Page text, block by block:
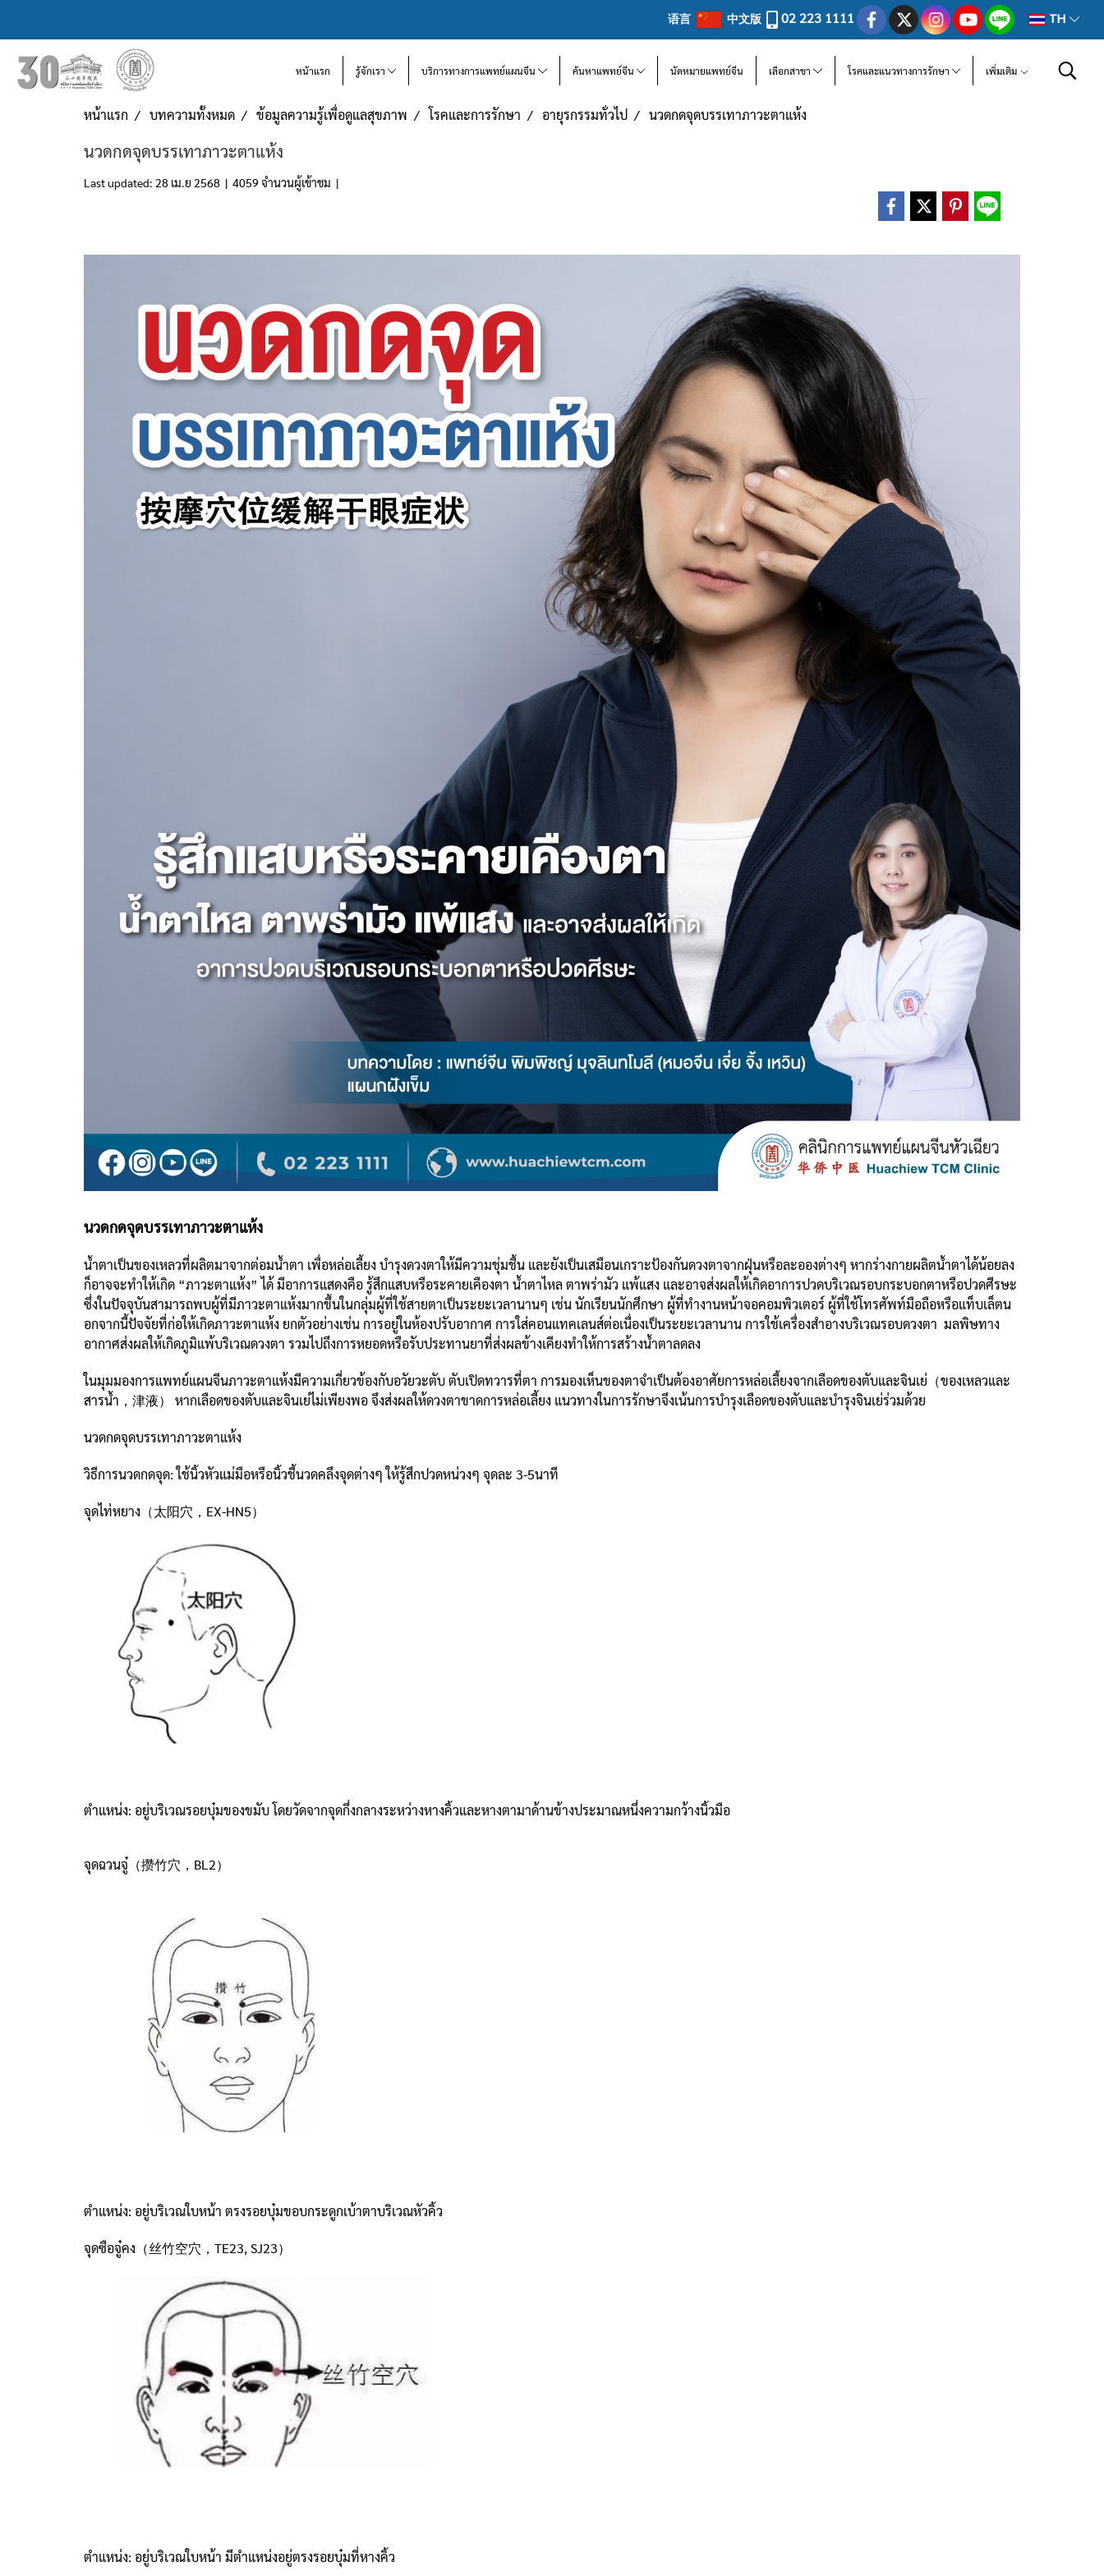
语言 中文版 02 223 1111 TH
หน้าแรก รู้จักเรา บริการทางการแพทย์แผนจีน ค้นหาแพทย์จีน นัดหมายแพทย์จีน เลือกสาขา โรคและแนวทางการรักษา เพิ่มเติม
หน้าแรก บทความทั้งหมด ข้อมูลความรู้เพื่อดูแลสุขภาพ โรคและการรักษา อายุรกรรมทั่วไป นวดกดจุดบรรเทาภาวะตาแห้ง
นวดกดจุดบรรเทาภาวะตาแห้ง
Last updated: 28 เม.ย 2568 | 4059 จำนวนผู้เข้าชม |
นวดกดจุดบรรเทาภาวะตาแห้ง
น้ำตาเป็นของเหลวที่ผลิตมาจากต่อมน้ำตา เพื่อหล่อเลี้ยง บำรุงดวงตาให้มีความชุ่มชื้น และยังเป็นเสมือนเกราะป้องกันดวงตาจากฝุ่นหรือละอองต่างๆ หากร่างกายผลิตน้ำตาได้น้อยลง
ก็อาจจะทำให้เกิด “ภาวะตาแห้ง” ได้ มีอาการแสดงคือ รู้สึกแสบหรือระคายเคืองตา น้ำตาไหล ตาพร่ามัว แพ้แสง และอาจส่งผลให้เกิดอาการปวดบริเวณรอบกระบอกตาหรือปวดศีรษะ
ซึ่งในปัจจุบันสามารถพบผู้ที่มีภาวะตาแห้งมากขึ้นในกลุ่มผู้ที่ใช้สายตาเป็นระยะเวลานานๆ เช่น นักเรียนนักศึกษา ผู้ที่ทำงานหน้าจอคอมพิวเตอร์ ผู้ที่ใช้โทรศัพท์มือถือหรือแท็บเล็ตน
อกจากนี้ปัจจัยที่ก่อให้เกิดภาวะตาแห้ง ยกตัวอย่างเช่น การอยู่ในห้องปรับอากาศ การใส่คอนแทคเลนส์ต่อเนื่องเป็นระยะเวลานาน การใช้เครื่องสำอางบริเวณรอบดวงตา มลพิษทาง
อากาศส่งผลให้เกิดภูมิแพ้บริเวณดวงตา รวมไปถึงการหยอดหรือรับประทานยาที่ส่งผลข้างเคียงทำให้การสร้างน้ำตาลดลง
ในมุมมองการแพทย์แผนจีนภาวะตาแห้งมีความเกี่ยวข้องกับอวัยวะตับ ตับเปิดทวารที่ตา การมองเห็นของตาจำเป็นต้องอาศัยการหล่อเลี้ยงจากเลือดของตับและจินเย่（ของเหลวและ
สารน้ำ，津液） หากเลือดของตับและจินเย่ไม่เพียงพอ จึงส่งผลให้ดวงตาขาดการหล่อเลี้ยง แนวทางในการรักษาจึงเน้นการบำรุงเลือดของตับและบำรุงจินเย่ร่วมด้วย
นวดกดจุดบรรเทาภาวะตาแห้ง
วิธีการนวดกดจุด: ใช้นิ้วหัวแม่มือหรือนิ้วชี้นวดคลึงจุดต่างๆ ให้รู้สึกปวดหน่วงๆ จุดละ 3-5นาที
จุดไท่หยาง（太阳穴，EX-HN5）
ตำแหน่ง: อยู่บริเวณรอยบุ๋มของขมับ โดยวัดจากจุดกึ่งกลางระหว่างหางคิ้วและหางตามาด้านข้างประมาณหนึ่งความกว้างนิ้วมือ
จุดฉวนจู๋（攒竹穴，BL2）
ตำแหน่ง: อยู่บริเวณใบหน้า ตรงรอยบุ๋มขอบกระดูกเบ้าตาบริเวณหัวคิ้ว
จุดซือจู๋คง（丝竹空穴，TE23, SJ23）
ตำแหน่ง: อยู่บริเวณใบหน้า มีตำแหน่งอยู่ตรงรอยบุ๋มที่หางคิ้ว